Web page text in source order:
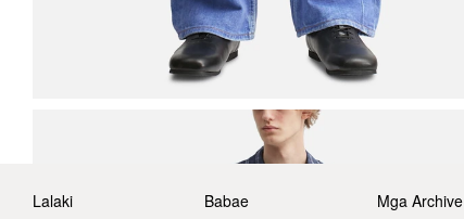
Lalaki
Babae
Mga Archive